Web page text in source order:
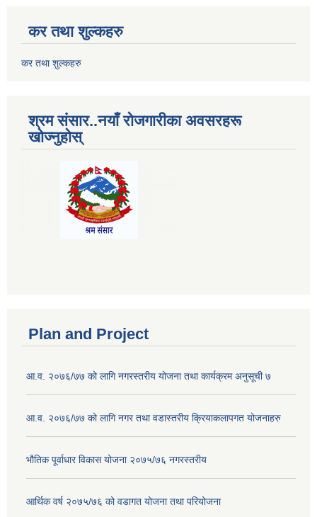
कर तथा शुल्कहरु
कर तथा शुल्कहरु
श्रम संसार..नयाँ रोजगारीका अवसरहरू
खोज्नुहोस्
Plan and Project
आ.व. २०७६/७७ को लागि नगरस्तरीय योजना तथा कार्यक्रम अनुसूची ७
आ.व. २०७६/७७ को लागि नगर तथा वडास्तरीय क्रियाकलापगत योजनाहरु
भौतिक पूर्वाधार विकास योजना २०७५/७६ नगरस्तरीय
आर्थिक वर्ष २०७५/७६ को वडागत योजना तथा परियोजना